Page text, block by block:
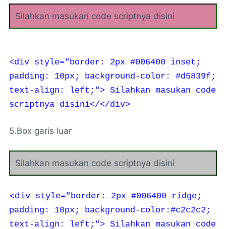
Silahkan masukan code scriptnya disini
<div style="border: 2px #006400 inset;
padding: 10px; background-color: #d5839f;
text-align: left;"> Silahkan masukan code
scriptnya disini</</div>
5.Box garis luar
Silahkan masukan code scriptnya disini
<div style="border: 2px #006400 ridge;
padding: 10px; background-color:#c2c2c2;
text-align: left;"> Silahkan masukan code